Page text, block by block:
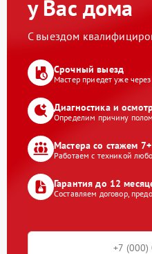
у Вас дома
С выездом
Срочный выезд
Мастер приедет уже
Диагностика и
Определим причину
Мастера со стажем
Работаем с техникой
Гарантия до 12
Составляем договор,